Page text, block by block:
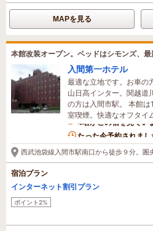
MAPを見る
本館改装オープン。ベッドはシモンズ、
入間第一ホテル
最適な立地です。お車の
山日高インター。関越道
の方は入間市駅。 本館
室喫煙。快適なオフタイ
4名がこの宿を見てい
たった今予約されまし
西武池袋線入間市駅南口から徒歩９分。圏
宿泊プラン
インターネット割引プラン
ポイント2%